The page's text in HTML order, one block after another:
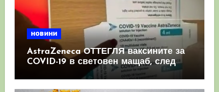
новини
AstraZeneca ОТТЕГЛЯ ваксините за
COVID-19 в световен мащаб, след
като призна, че те причиняват